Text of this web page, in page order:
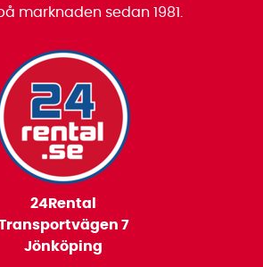
marknaden sedan 1981.
24Rental
7
Jönköping